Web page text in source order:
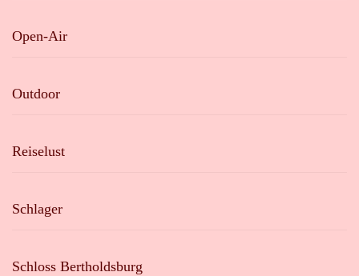
Open-Air
Outdoor
Reiselust
Schlager
Schloss Bertholdsburg